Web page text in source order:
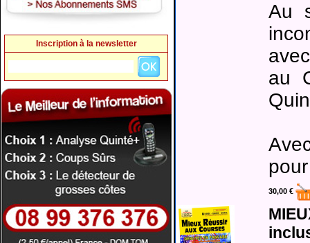
Inscription à la newsletter
Au
au
30,00 €